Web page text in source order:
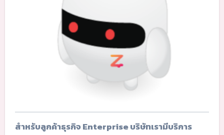
สำหรับลูกค้าธุรกิจ Enterprise บริษัทเรามีบริการ